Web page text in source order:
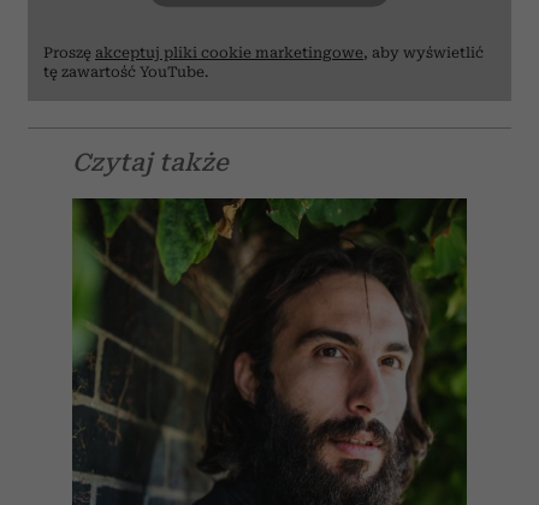
Proszę akceptuj pliki cookie marketingowe, aby wyświetlić
tę zawartość YouTube.
Czytaj także